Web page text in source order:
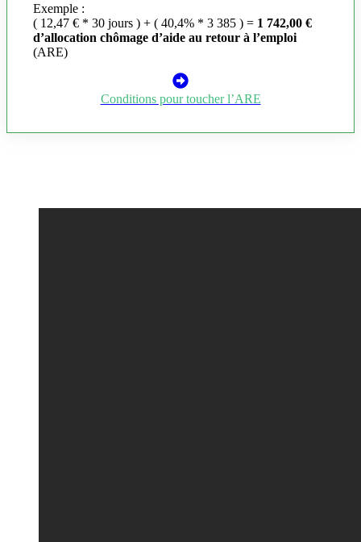
Exemple :
( 12,47 € * 30 jours ) + ( 40,4% * 3 385 ) = 1 742,00 €
d’allocation chômage d’aide au retour à l’emploi
(ARE)
Conditions pour toucher l’ARE